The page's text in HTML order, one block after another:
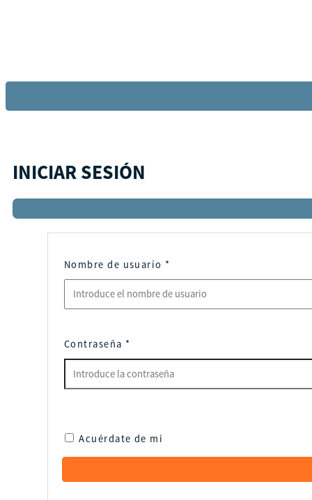
INICIAR SESIÓN
Nombre de usuario *
Contraseña *
Acuérdate de mí